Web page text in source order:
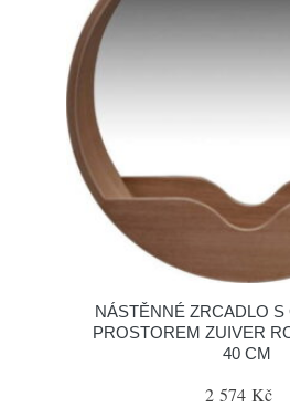
NÁSTĚNNÉ ZRCADLO
PROSTOREM ZUIVER
40 CM
2 574 Kč